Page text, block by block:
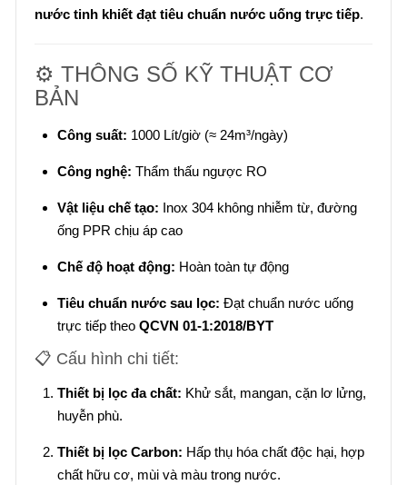
nước tinh khiết đạt tiêu chuẩn nước uống trực tiếp.
⚙️ THÔNG SỐ KỸ THUẬT CƠ
BẢN
Công suất: 1000 Lít/giờ (≈ 24m³/ngày)
Công nghệ: Thẩm thấu ngược RO
Vật liệu chế tạo: Inox 304 không nhiễm từ, đường
ống PPR chịu áp cao
Chế độ hoạt động: Hoàn toàn tự động
Tiêu chuẩn nước sau lọc: Đạt chuẩn nước uống
trực tiếp theo QCVN 01-1:2018/BYT
📋 Cấu hình chi tiết:
Thiết bị lọc đa chất: Khử sắt, mangan, cặn lơ lửng,
huyễn phù.
Thiết bị lọc Carbon: Hấp thụ hóa chất độc hại, hợp
chất hữu cơ, mùi và màu trong nước.